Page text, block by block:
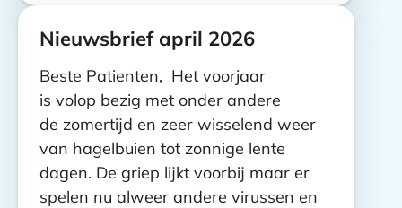
Nieuwsbrief april 2026
Beste Patienten, Het voorjaar
is volop bezig met onder andere
de zomertijd en zeer wisselend weer
van hagelbuien tot zonnige lente
dagen. De griep lijkt voorbij maar er
spelen nu alweer andere virussen en